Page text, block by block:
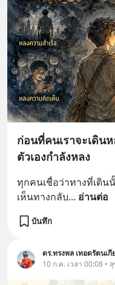
ก่อนที่คนเราจะเดิน
ตัวเองกำลังหลง
ทุกคนเชื่อว่าทางที่เดิน
เห็นทางกลับ... อ่านต่อ
บันทึก
10 ก.ค. เวลา 00:08 •